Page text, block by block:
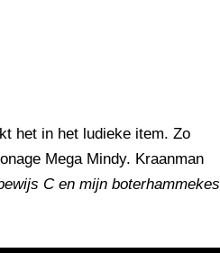
het in het ludieke item. Zo
Mega Mindy. Kraanman
C en mijn boterhammekes